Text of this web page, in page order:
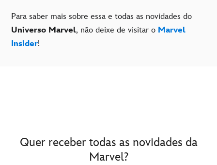
Para saber mais sobre essa e todas as novidades do
Universo Marvel, não deixe de visitar o Marvel
Insider!
Quer receber todas as novidades da
Marvel?